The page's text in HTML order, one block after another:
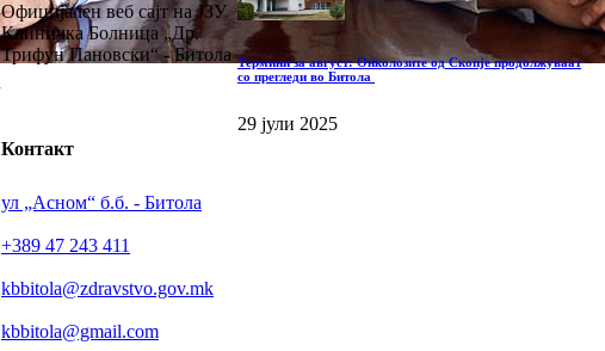
Термини за август: Онколозите од Скопје продолжуваат
со прегледи во Битола
29 јули 2025
Официјален веб сајт на ЈЗУ
Клиничка Болница „Др.
Трифун Пановски“ - Битола
Контакт
ул „Асном“ б.б. - Битола
+389 47 243 411
kbbitola@zdravstvo.gov.mk
kbbitola@gmail.com